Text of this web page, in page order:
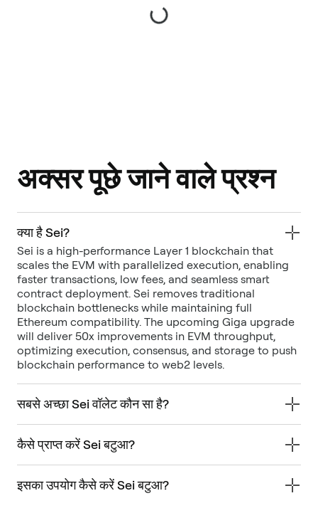
अक्सर पूछे जाने वाले प्रश्न
क्या है Sei?
Sei is a high-performance Layer 1 blockchain that
scales the EVM with parallelized execution, enabling
faster transactions, low fees, and seamless smart
contract deployment. Sei removes traditional
blockchain bottlenecks while maintaining full
Ethereum compatibility. The upcoming Giga upgrade
will deliver 50x improvements in EVM throughput,
optimizing execution, consensus, and storage to push
blockchain performance to web2 levels.
सबसे अच्छा Sei वॉलेट कौन सा है?
कैसे प्राप्त करें Sei बटुआ?
इसका उपयोग कैसे करें Sei बटुआ?